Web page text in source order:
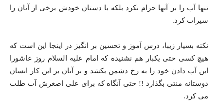
تنها آب را بر آنها حرام نکرد بلکه با دستان خودش برخی از آنان را
سیراب کرد.
نکته بسیار زیبا، درس آموز و تحسین بر انگیز در اینجا این است که
هیچ کسی حتی یکبار هم نشنیده که امام علیه السلام روز عاشورا
این آب دادن خود را به رخ دشمن بکشد و بر آنان بر این کار انسان
دوستانه منتی بگذارد !! حتی آنگاه که برای علی اصغرش آب طلب
می کرد.